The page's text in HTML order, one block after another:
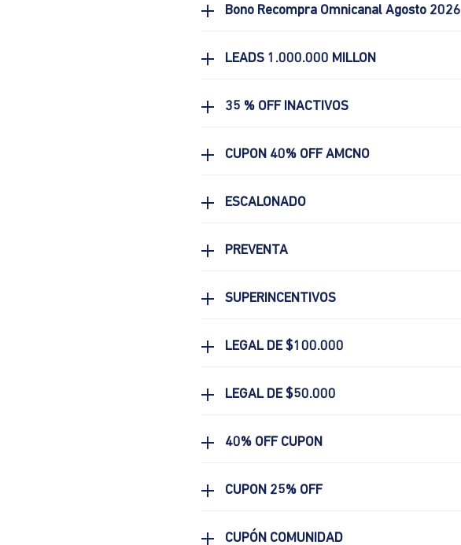
Bono Recompra Omnicanal Agosto 2026
LEADS 1.000.000 MILLON
35 % OFF INACTIVOS
CUPON 40% OFF AMCNO
ESCALONADO
PREVENTA
SUPERINCENTIVOS
LEGAL DE $100.000
LEGAL DE $50.000
40% OFF CUPON
CUPON 25% OFF
CUPÓN COMUNIDAD